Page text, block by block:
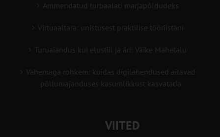
Ammendatud turbaalad marjapõldudeks
Virtuaaltara: unistusest praktilise tööriistani
Turuaiandus kui elustiil ja äri: Väike Mahetalu
Vähemaga rohkem: kuidas digilahendused aitavad
põllumajanduses kasumlikkust kasvatada
VIITED